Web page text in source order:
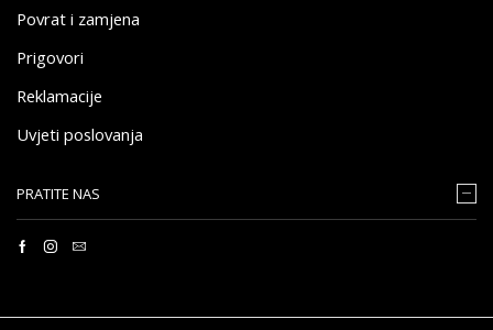
Povrat i zamjena
Prigovori
Reklamacije
Uvjeti poslovanja
PRATITE NAS